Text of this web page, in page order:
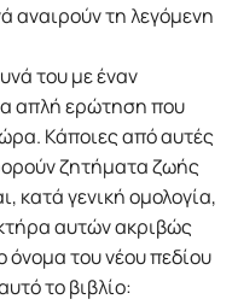
αναιρούν τη λεγόμενη
του με έναν
απλή ερώτηση που
Κάποιες από αυτές
ζητήματα ζωής
κατά γενική ομολογία,
αυτών ακριβώς
όνομα του νέου πεδίου
το βιβλίο: